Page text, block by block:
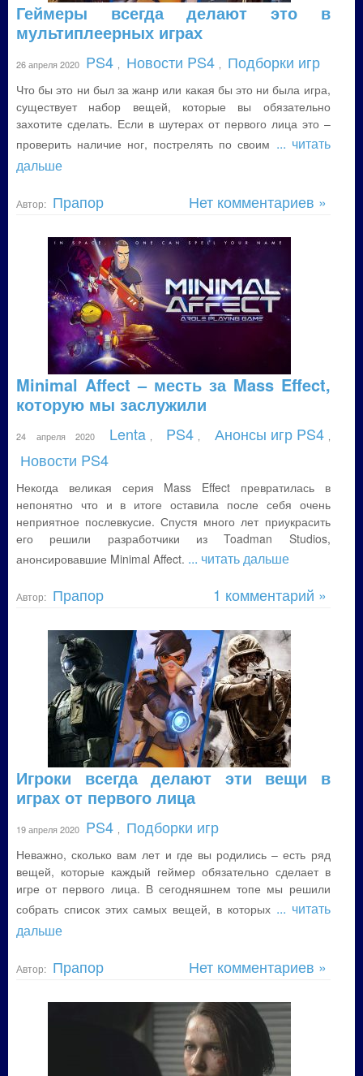
Геймеры всегда делают это в
мультиплеерных играх
26 апреля 2020 PS4 Новости PS4 Подборки игр
Что бы это ни был за жанр или какая бы это ни была игра,
существует набор вещей, которые вы обязательно
захотите сделать. Если в шутерах от первого лица это –
проверить наличие ног, пострелять по своим ... читать
дальше
Автор: Прапор Нет комментариев »
Minimal Affect – месть за Mass Effect,
которую мы заслужили
24 апреля 2020 Lenta PS4 Анонсы игр PS4
Новости PS4
Некогда великая серия Mass Effect превратилась в
непонятно что и в итоге оставила после себя очень
неприятное послевкусие. Спустя много лет приукрасить
его решили разработчики из Toadman Studios,
анонсировавшие Minimal Affect. ... читать дальше
Автор: Прапор 1 комментарий »
Игроки всегда делают эти вещи в
играх от первого лица
19 апреля 2020 PS4 Подборки игр
Неважно, сколько вам лет и где вы родились – есть ряд
вещей, которые каждый геймер обязательно сделает в
игре от первого лица. В сегодняшнем топе мы решили
собрать список этих самых вещей, в которых ... читать
дальше
Автор: Прапор Нет комментариев »